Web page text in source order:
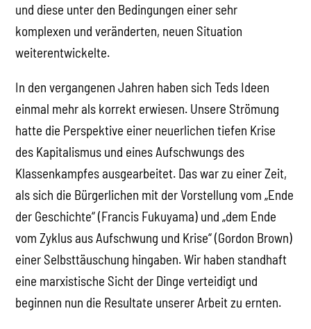
und diese unter den Bedingungen einer sehr
komplexen und veränderten, neuen Situation
weiterentwickelte.
In den vergangenen Jahren haben sich Teds Ideen
einmal mehr als korrekt erwiesen. Unsere Strömung
hatte die Perspektive einer neuerlichen tiefen Krise
des Kapitalismus und eines Aufschwungs des
Klassenkampfes ausgearbeitet. Das war zu einer Zeit,
als sich die Bürgerlichen mit der Vorstellung vom „Ende
der Geschichte“ (Francis Fukuyama) und „dem Ende
vom Zyklus aus Aufschwung und Krise“ (Gordon Brown)
einer Selbsttäuschung hingaben. Wir haben standhaft
eine marxistische Sicht der Dinge verteidigt und
beginnen nun die Resultate unserer Arbeit zu ernten.